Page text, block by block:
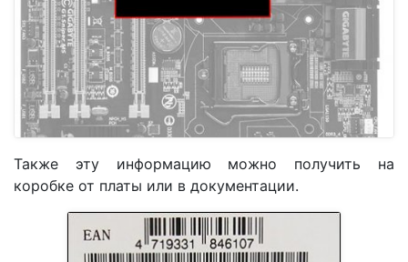
Также эту информацию можно получить на
коробке от платы или в документации.